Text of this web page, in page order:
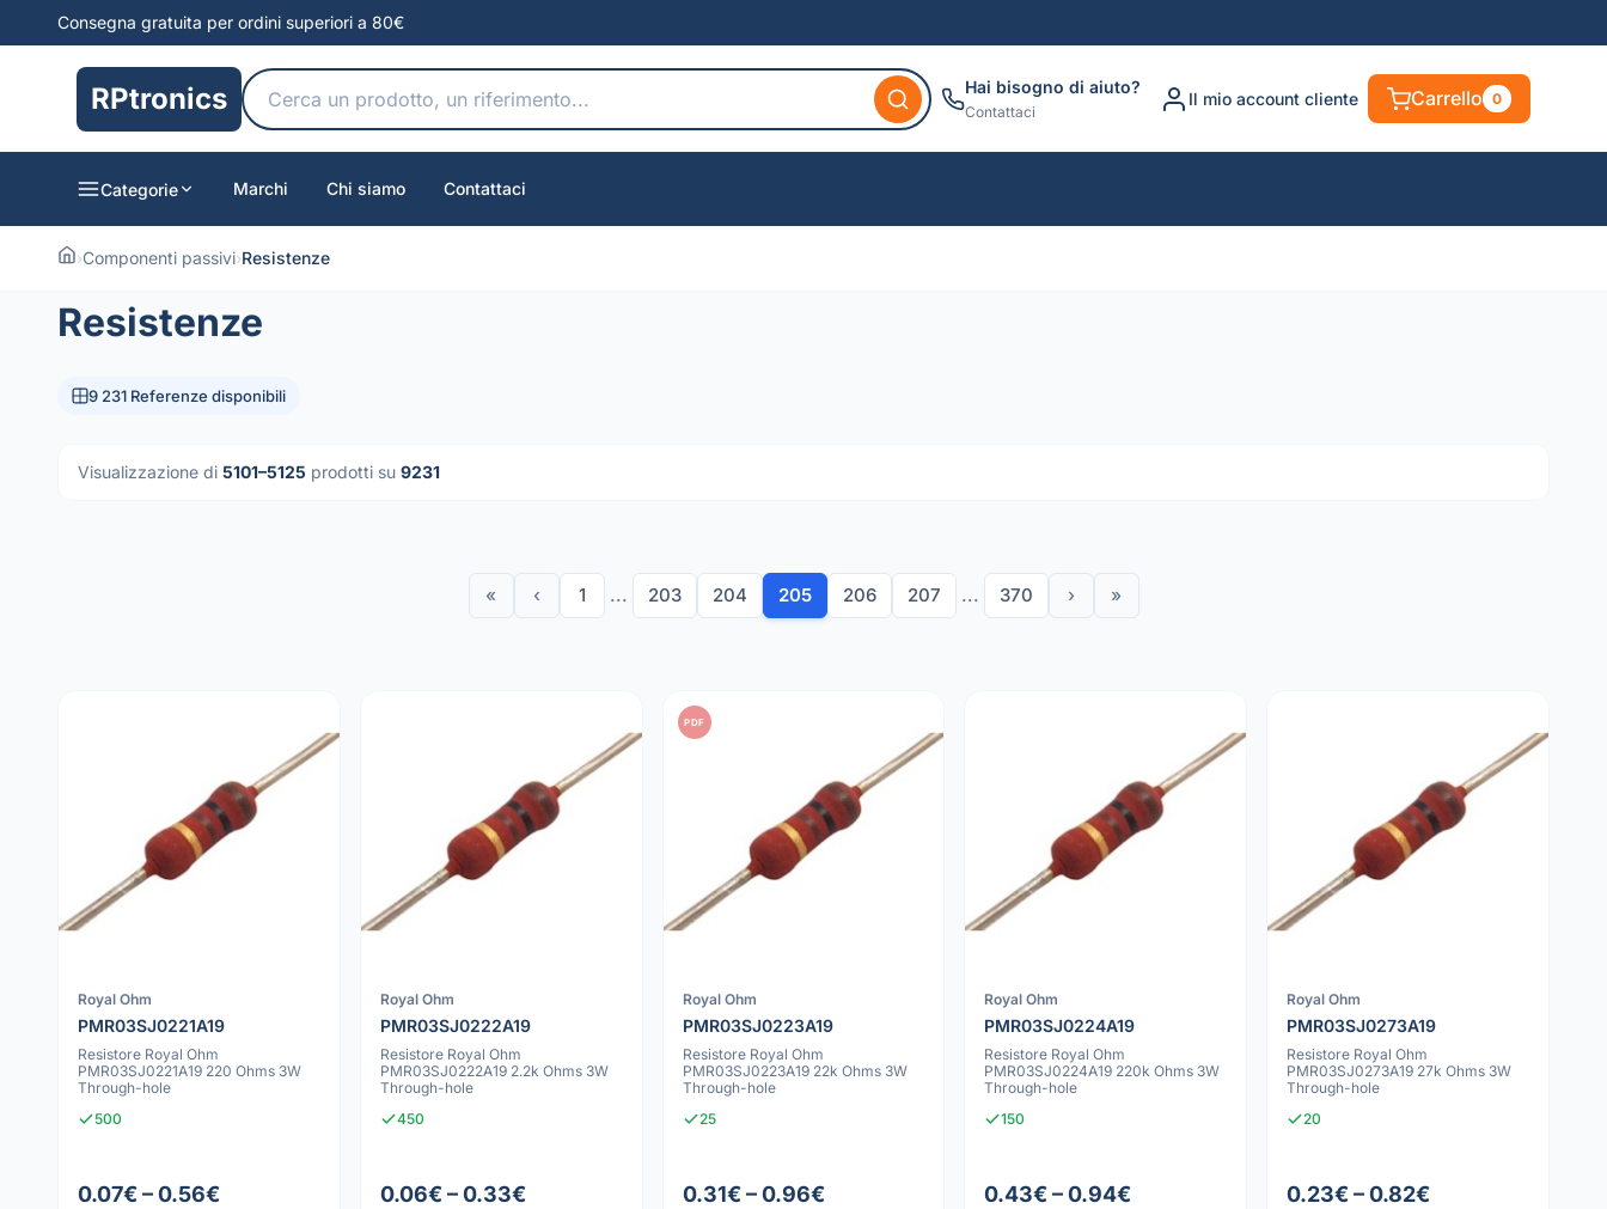
Consegna gratuita per ordini superiori a 80€
RPtronics Hai bisogno di aiuto?
Contattaci
Il mio account cliente Carrello 0
Categorie Marchi Chi siamo Contattaci
›Componenti passivi›Resistenze
Resistenze
9 231 Referenze disponibili
Visualizzazione di 5101–5125 prodotti su 9231
« ‹ 1 ... 203 204 205 206 207 ... 370 › »
Royal Ohm
PMR03SJ0221A19
Resistore Royal Ohm
PMR03SJ0221A19 220 Ohms 3W
Through-hole
500
0.07€ – 0.56€
Royal Ohm
PMR03SJ0222A19
Resistore Royal Ohm
PMR03SJ0222A19 2.2k Ohms 3W
Through-hole
450
0.06€ – 0.33€
PDF
Royal Ohm
PMR03SJ0223A19
Resistore Royal Ohm
PMR03SJ0223A19 22k Ohms 3W
Through-hole
25
0.31€ – 0.96€
Royal Ohm
PMR03SJ0224A19
Resistore Royal Ohm
PMR03SJ0224A19 220k Ohms 3W
Through-hole
150
0.43€ – 0.94€
Royal Ohm
PMR03SJ0273A19
Resistore Royal Ohm
PMR03SJ0273A19 27k Ohms 3W
Through-hole
20
0.23€ – 0.82€